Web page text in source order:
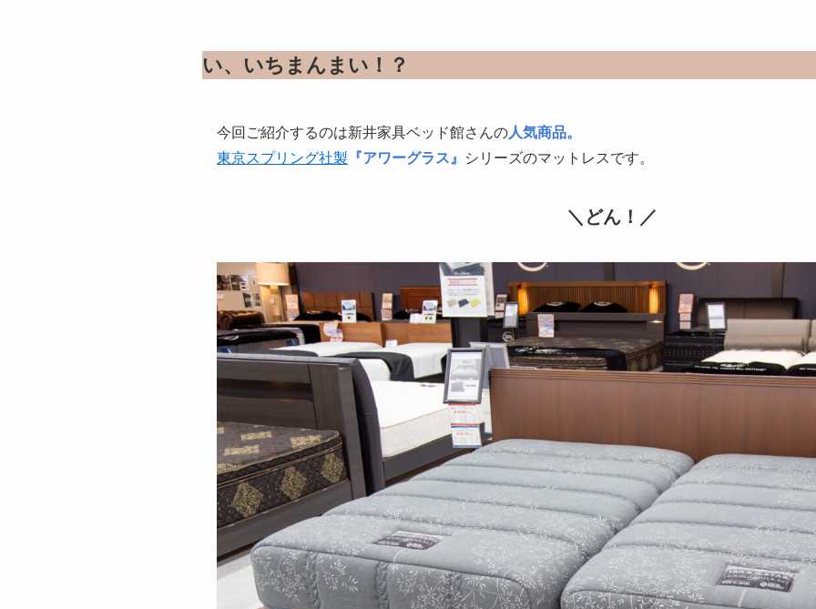
い、いちまんまい！？
今回ご紹介するのは新井家具ベッド館さんの人気商品。
東京スプリング社製 『アワーグラス』 シリーズのマットレスです。
＼どん！／